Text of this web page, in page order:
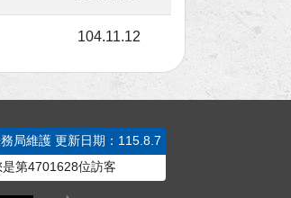
104.11.12
局維護 更新日期：115.8.7
是第4701628位訪客